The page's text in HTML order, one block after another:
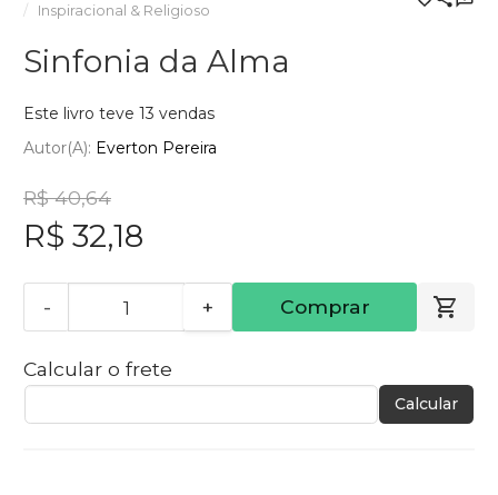
Inspiracional & Religioso
Sinfonia da Alma
Este livro teve 13 vendas
Autor(a): Everton Pereira
R$ 40,64
R$ 32,18
- + Comprar
Calcular o frete
Calcular